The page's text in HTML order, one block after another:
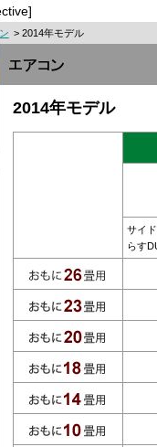
> 2014年モデル
2014年モデル
サイ
らす